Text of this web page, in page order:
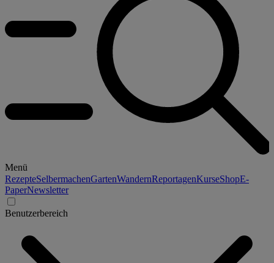
Menü
RezepteSelbermachenGartenWandernReportagenKurseShopE-
PaperNewsletter
Benutzerbereich